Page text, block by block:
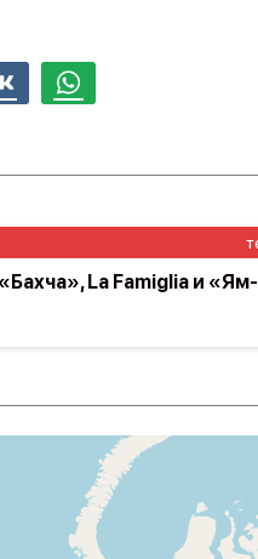
Whatsapp
La Famigliа и «Ям-